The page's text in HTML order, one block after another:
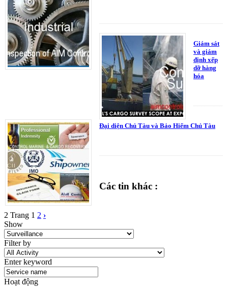
Giám sát
và giám
định xếp
dỡ hàng
hóa
Đại diện Chủ Tàu và Bảo Hiểm Chủ Tàu
Các tin khác :
2 Trang 1 2 ›
Show
Filter by
Enter keyword
Hoạt động